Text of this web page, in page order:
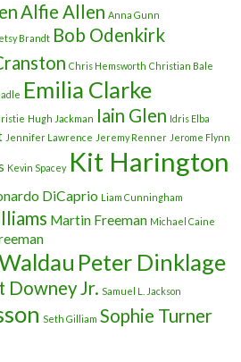
Alfie Allen Anna Gunn
Brandt Bob Odenkirk
Chris Hemsworth Christian Bale
Emilia Clarke
Hugh Jackman Iain Glen Idris Elba
Jennifer Lawrence Jeremy Renner Jerome Flynn
Kevin Spacey Kit Harington
DiCaprio Liam Cunningham
Martin Freeman Michael Caine
Peter Dinklage
Downey Jr. Samuel L. Jackson
Seth Gilliam Sophie Turner